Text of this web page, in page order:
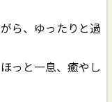
ら、ゆったりと過
っと一息、癒やし